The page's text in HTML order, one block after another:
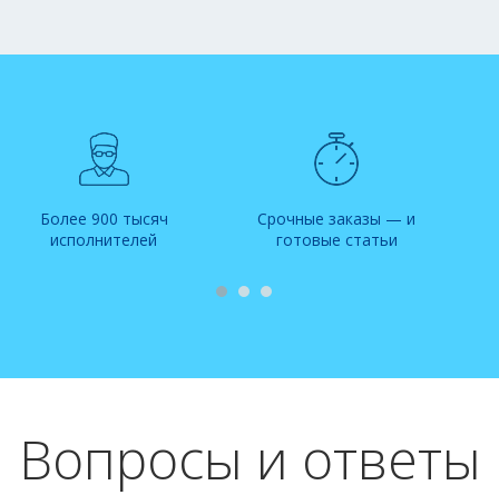
Более 900 тысяч
исполнителей
Срочные заказы — и
готовые статьи
Вопросы и ответы